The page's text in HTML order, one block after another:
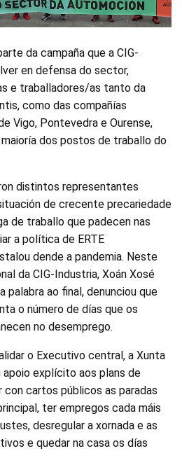
da campaña que a CIG-
en defensa do sector,
e traballadores/as tanto da
como das compañías
Vigo, Pontevedra e Ourense,
dos postos de traballo do
distintos representantes
de crecente precariedade
de traballo que padecen nas
a política de ERTE
dende a pandemia. Neste
da CIG-Industria, Xoán Xosé
palabra ao final, denunciou que
o número de días que os
no desemprego.
o Executivo central, a Xunta
explícito aos plans de
cartos públicos as paradas
ter empregos cada máis
desregular a xornada e as
e quedar na casa os días